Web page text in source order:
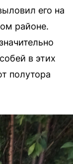
его на
районе.
в этих
полутора